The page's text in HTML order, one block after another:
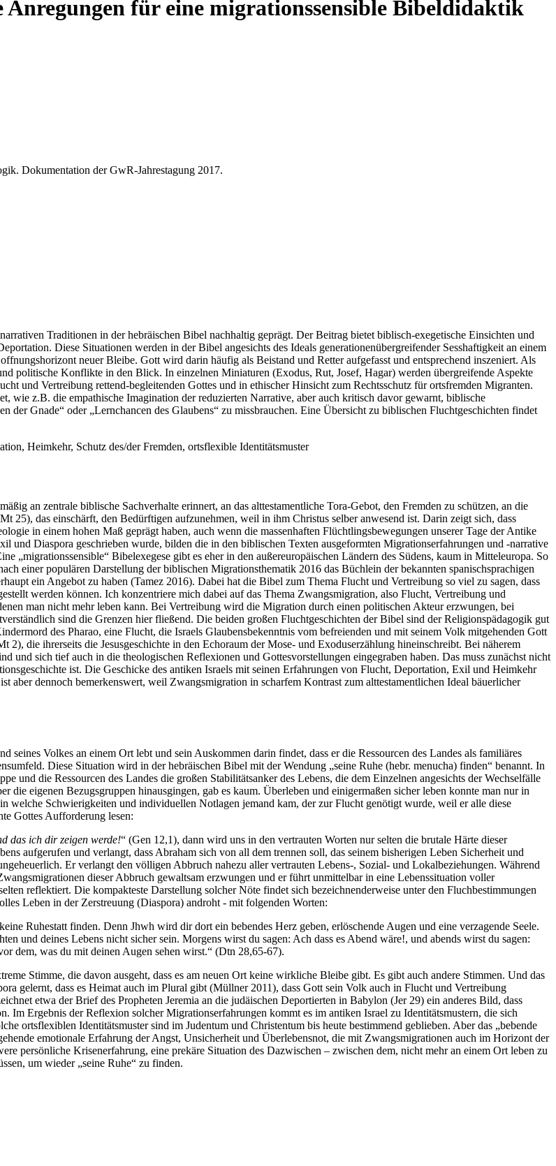
Anregungen für eine migrationssensible Bibeldidaktik
Dokumentation der GwR-Jahrestagung 2017.
Traditionen in der hebräischen Bibel nachhaltig geprägt. Der Beitrag bietet biblisch-exegetische Einsichten und
Diese Situationen werden in der Bibel angesichts des Ideals generationenübergreifender Sesshaftigkeit an einem
neuer Bleibe. Gott wird darin häufig als Beistand und Retter aufgefasst und entsprechend inszeniert. Als
politische Konflikte in den Blick. In einzelnen Miniaturen (Exodus, Rut, Josef, Hagar) werden übergreifende Aspekte
und Vertreibung rettend-begleitenden Gottes und in ethischer Hinsicht zum Rechtsschutz für ortsfremden Migranten.
wie z.B. die empathische Imagination der reduzierten Narrative, aber auch kritisch davor gewarnt, biblische
der Gnade“ oder „Lernchancen des Glaubens“ zu missbrauchen. Eine Übersicht zu biblischen Fluchtgeschichten findet
Heimkehr, Schutz des/der Fremden, ortsflexible Identitätsmuster
an zentrale biblische Sachverhalte erinnert, an das alttestamentliche Tora-Gebot, den Fremden zu schützen, an die
25), das einschärft, den Bedürftigen aufzunehmen, weil in ihm Christus selber anwesend ist. Darin zeigt sich, dass
in einem hohen Maß geprägt haben, auch wenn die massenhaften Flüchtlingsbewegungen unserer Tage der Antike
und Diaspora geschrieben wurde, bilden die in den biblischen Texten ausgeformten Migrationserfahrungen und -narrative
„migrationssensible“ Bibelexegese gibt es eher in den außereuropäischen Ländern des Südens, kaum in Mitteleuropa. So
einer populären Darstellung der biblischen Migrationsthematik 2016 das Büchlein der bekannten spanischsprachigen
ein Angebot zu haben (Tamez 2016). Dabei hat die Bibel zum Thema Flucht und Vertreibung so viel zu sagen, dass
werden können. Ich konzentriere mich dabei auf das Thema Zwangsmigration, also Flucht, Vertreibung und
man nicht mehr leben kann. Bei Vertreibung wird die Migration durch einen politischen Akteur erzwungen, bei
sind die Grenzen hier fließend. Die beiden großen Fluchtgeschichten der Bibel sind der Religionspädagogik gut
des Pharao, eine Flucht, die Israels Glaubensbekenntnis vom befreienden und mit seinem Volk mitgehenden Gott
die ihrerseits die Jesusgeschichte in den Echoraum der Mose- und Exoduserzählung hineinschreibt. Bei näherem
und sich tief auch in die theologischen Reflexionen und Gottesvorstellungen eingegraben haben. Das muss zunächst nicht
ist. Die Geschicke des antiken Israels mit seinen Erfahrungen von Flucht, Deportation, Exil und Heimkehr
aber dennoch bemerkenswert, weil Zwangsmigration in scharfem Kontrast zum alttestamentlichen Ideal bäuerlicher
seines Volkes an einem Ort lebt und sein Auskommen darin findet, dass er die Ressourcen des Landes als familiäres
Diese Situation wird in der hebräischen Bibel mit der Wendung „seine Ruhe (hebr. menucha) finden“ benannt. In
und die Ressourcen des Landes die großen Stabilitätsanker des Lebens, die dem Einzelnen angesichts der Wechselfälle
die eigenen Bezugsgruppen hinausgingen, gab es kaum. Überleben und einigermaßen sicher leben konnte man nur in
welche Schwierigkeiten und individuellen Notlagen jemand kam, der zur Flucht genötigt wurde, weil er alle diese
Gottes Aufforderung lesen:
das ich dir zeigen werde!“ (Gen 12,1), dann wird uns in den vertrauten Worten nur selten die brutale Härte dieser
aufgerufen und verlangt, dass Abraham sich von all dem trennen soll, das seinem bisherigen Leben Sicherheit und
Er verlangt den völligen Abbruch nahezu aller vertrauten Lebens-, Sozial- und Lokalbeziehungen. Während
dieser Abbruch gewaltsam erzwungen und er führt unmittelbar in eine Lebenssituation voller
reflektiert. Die kompakteste Darstellung solcher Nöte findet sich bezeichnenderweise unter den Fluchbestimmungen
Leben in der Zerstreuung (Diaspora) androht - mit folgenden Worten:
Ruhestatt finden. Denn Jhwh wird dir dort ein bebendes Herz geben, erlöschende Augen und eine verzagende Seele.
und deines Lebens nicht sicher sein. Morgens wirst du sagen: Ach dass es Abend wäre!, und abends wirst du sagen:
dem, was du mit deinen Augen sehen wirst.“ (Dtn 28,65-67).
Stimme, die davon ausgeht, dass es am neuen Ort keine wirkliche Bleibe gibt. Es gibt auch andere Stimmen. Und das
gelernt, dass es Heimat auch im Plural gibt (Müllner 2011), dass Gott sein Volk auch in Flucht und Vertreibung
etwa der Brief des Propheten Jeremia an die judäischen Deportierten in Babylon (Jer 29) ein anderes Bild, dass
Ergebnis der Reflexion solcher Migrationserfahrungen kommt es im antiken Israel zu Identitätsmustern, die sich
ortsflexiblen Identitätsmuster sind im Judentum und Christentum bis heute bestimmend geblieben. Aber das „bebende
emotionale Erfahrung der Angst, Unsicherheit und Überlebensnot, die mit Zwangsmigrationen auch im Horizont der
persönliche Krisenerfahrung, eine prekäre Situation des Dazwischen – zwischen dem, nicht mehr an einem Ort leben zu
um wieder „seine Ruhe“ zu finden.